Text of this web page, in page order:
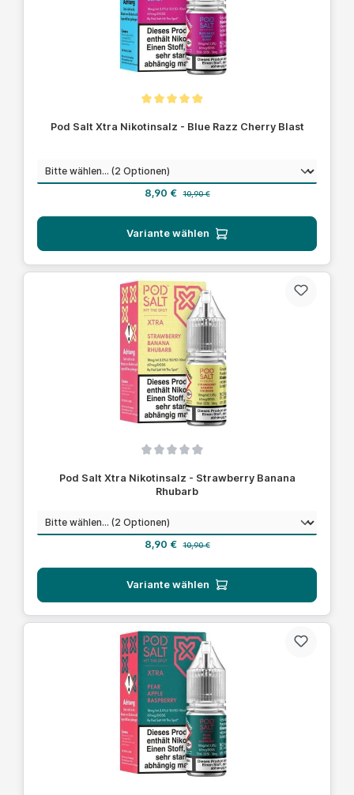
Pod Salt Xtra Nikotinsalz - Blue Razz Cherry Blast
Nikotinstärkeauswählen
Verkaufspreis:
8,90 € 10,90 €
Variante wählen
Pod Salt Xtra Nikotinsalz - Strawberry Banana
Rhubarb
Nikotinstärkeauswählen
Verkaufspreis:
8,90 € 10,90 €
Variante wählen